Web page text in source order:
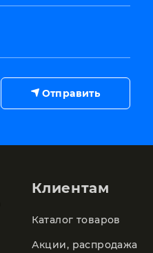
Отправить
Клиентам
Каталог товаров
Акции, распродажа